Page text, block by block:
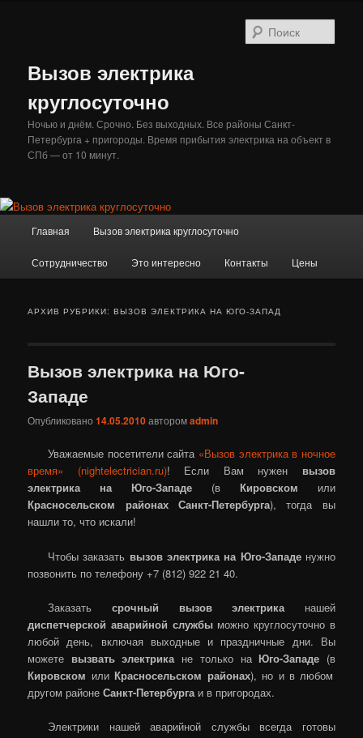
Вызов электрика
круглосуточно
Ночью и днём. Срочно. Без выходных. Все районы Санкт-
Петербурга + пригороды. Время прибытия электрика на объект в
СПб — от 10 минут.
Главная Вызов электрика круглосуточно
Сотрудничество Это интересно Контакты Цены
АРХИВ РУБРИКИ:ВЫЗОВ ЭЛЕКТРИКА НА ЮГО-ЗАПАД
Вызов электрика на Юго-
Западе
Опубликовано14.05.2010авторомadmin
Уважаемые посетители сайта «Вызов электрика в ночное
время» (nightelectrician.ru)! Если Вам нужен вызов
электрика на Юго-Западе (в Кировском или
Красносельском районах Санкт-Петербурга), тогда вы
нашли то, что искали!
Чтобы заказать вызов электрика на Юго-Западенужно
позвонить по телефону +7 (812) 922 21 40.
Заказать срочный вызов электрика нашей
диспетчерской аварийной службыможно круглосуточно в
любой день, включая выходные и праздничные дни. Вы
можете вызвать электрика не только на Юго-Западе (в
Кировском илиКрасносельском районах), но и в любом
другом районеСанкт-Петербурга и в пригородах.
Электрики нашей аварийной службы всегда готовы